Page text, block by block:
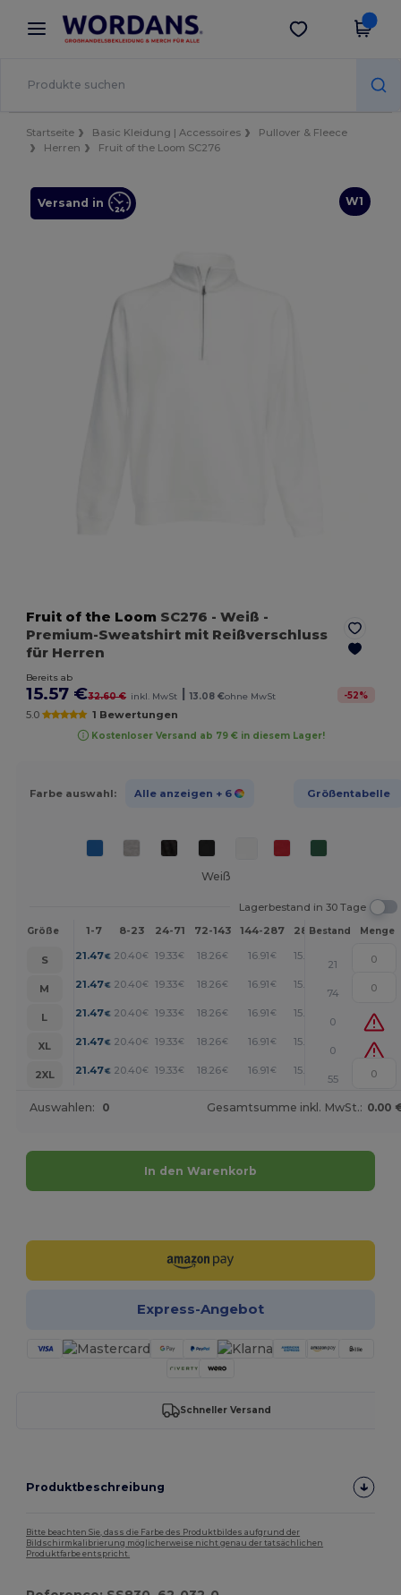
× Wordans App
Bessere Preise in der App!
App holen
Startseite Basic Kleidung | Accessoires
Pullover & Fleece
Herren
Fruit of the Loom SC276
W1
Versand in
Fruit of the Loom SC276 - Weiß -
Premium-Sweatshirt mit Reißverschluss
für Herren
Bereits ab
15.57 €32.60 € inkl. MwSt | 13.08 €ohne MwSt -52%
5.0 1 Bewertungen
Kostenloser Versand ab 79 € in diesem Lager!
Farbe auswahl: Alle anzeigen + 6 Größentabelle
Weiß
Lagerbestand in 30 Tage
Größe 1-7 8-23 24-71 72-143 144-287 288 + Mehr
Bestand Menge
S 21.47€ 20.40€ 19.33€ 18.26€ 16.91€ 15.57
21
M
21.47€ 20.40€ 19.33€ 18.26€ 16.91€ 15.57
74
L
21.47€ 20.40€ 19.33€ 18.26€ 16.91€ 15.57
0
XL
21.47€ 20.40€ 19.33€ 18.26€ 16.91€ 15.57
0
2XL
21.47€ 20.40€ 19.33€ 18.26€ 16.91€ 15.57
55
Auswahlen: 0 Gesamtsumme inkl. MwSt.: 0.00
In den Warenkorb
Express-Angebot
Schneller Versand
Produktbeschreibung
Bitte beachten Sie, dass die Farbe des Produktbildes aufgrund der
Bildschirmkalibrierung möglicherweise nicht genau der tatsächlichen
Produktfarbe entspricht.